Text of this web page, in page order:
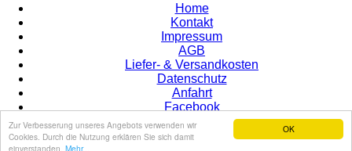
OK
Zur Verbesserung unseres Angebots verwenden wir
Cookies. Durch die Nutzung erklären Sie sich damit
einverstanden. Mehr...
Home
Kontakt
Impressum
AGB
Liefer- & Versandkosten
Datenschutz
Anfahrt
Facebook
© 2015